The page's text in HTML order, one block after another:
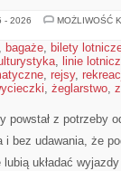
- 2026
MOŻLIWOŚĆ
, bagaże, bilety
, linie
, rejsy,
, żeglarstwo,
z potrzeby
bez udawania, że
układać